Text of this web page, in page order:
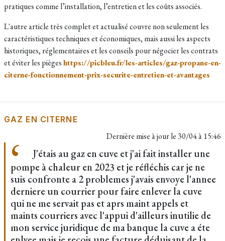
pratiques comme l’installation, l’entretien et les coûts associés.
L'autre article très complet et actualisé couvre non seulement les
caractéristiques techniques et économiques, mais aussi les aspects
historiques, réglementaires et les conseils pour négocier les contrats
et éviter les piègeshttps://picbleu.fr/les-articles/gaz-propane-en-
citerne-fonctionnement-prix-securite-entretien-et-avantages
GAZ EN CITERNE
Dernière mise à jour le 30/04 à 15:46
J'étais au gaz en cuve et j'ai fait installer une
pompe à chaleur en 2023 et je réfléchis car je ne
suis confronte a 2 problemes j'avais envoye l'annee
derniere un courrier pour faire enlever la cuve
qui ne me servait pas et aprs maint appels et
maints courriers avec l'appui d'ailleurs inutilie de
mon service juridique de ma banque la cuve a éte